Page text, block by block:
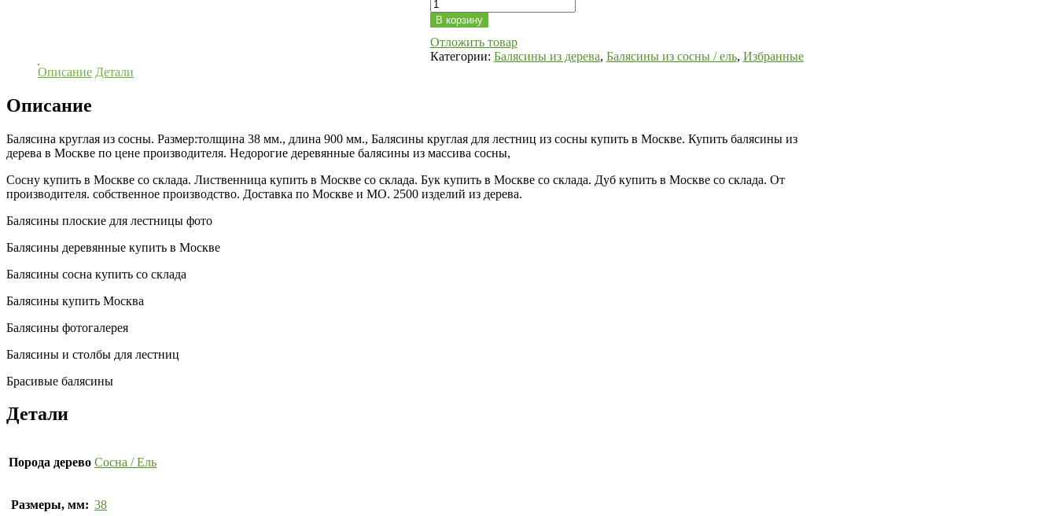
Балясина
круглая
из
сосны
В корзину
Отложить товар
Категории: Балясины из дерева, Балясины из сосны / ель, Избранные
Описание Детали
Описание
Балясина круглая из сосны. Размер:толщина 38 мм., длина 900 мм., Балясины круглая для лестниц из сосны купить в Москве. Купить балясины из
дерева в Москве по цене производителя. Недорогие деревянные балясины из массива сосны,
Сосну купить в Москве со склада. Лиственница купить в Москве со склада. Бук купить в Москве со склада. Дуб купить в Москве со склада. От
производителя. собственное производство. Доставка по Москве и МО. 2500 изделий из дерева.
Балясины плоские для лестницы фото
Балясины деревянные купить в Москве
Балясины сосна купить со склада
Балясины купить Москва
Балясины фотогалерея
Балясины и столбы для лестниц
Брасивые балясины
Детали
Порода дерево Сосна / Ель
Размеры, мм: 38